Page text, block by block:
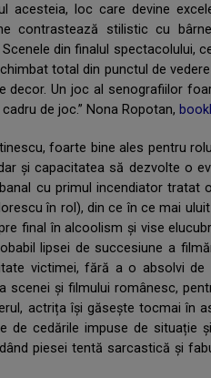
acesteia, loc care devine
contrastează stilistic cu
din finalul spectacolului,
total din punctul de
decor. Un joc al senografiilor
de joc.” Nona Ropotan,
foarte bine ales pentru
și capacitatea să dezvolte o
cu primul incendiator
în rol), din ce în ce mai
final în alcoolism și vise
lipsei de succesiune a
victimei, fără a o absolvi
scenei și filmului românesc,
actrița își găsește tocmai în
de cedările impuse de situație
piesei tentă sarcastică și